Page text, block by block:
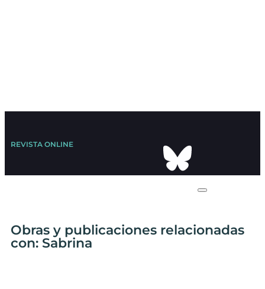
REVISTA ONLINE
Obras y publicaciones relacionadas
con: Sabrina